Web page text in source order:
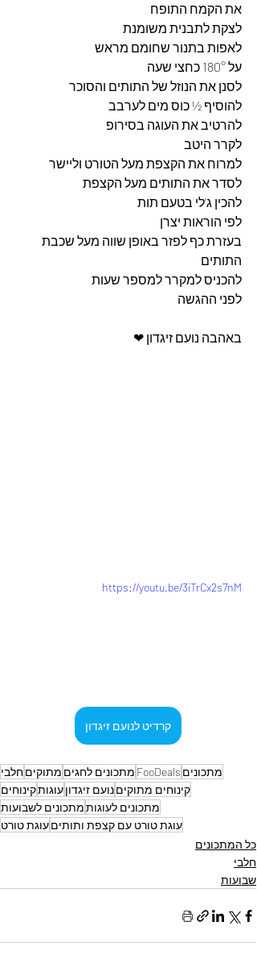
את הקמח התופח
לצקת לתבנית משומנת
לאפות בתנור שחומם מראש
על 180° כחצי שעה
לסנן את הנוזל של התותים והסוכר
להוסיף ½ כוס מים לערבב
להרטיב את העוגה בסירופ
לקרר היטב
למרוח את הקצפת מעל הטורט וליישר
לסדר את התותים מעל הקצפת
להכין ג'לי בטעם תות
לפי הוראות יצרן
בעזרת כף לפזר באופן שווה מעל שכבת
התותים
להכניס למקרר למספר שעות
לפני ההגשה
באהבה נועם זיגדון ❤
https://youtu.be/3iTrCx2s7nM
קרדיט לנועם זיגדון
מתכונים FooDeals מתכונים לחגים מתוקיםחלבי
קינוחים מתוקיםנועם זיגדוןעוגותקינוחים
מתכונים לעוגותמתכונים לשבועות
עוגת טורט עם קצפת ותותיםעוגת טורט
כל המתכונים
חלבי
שבועות